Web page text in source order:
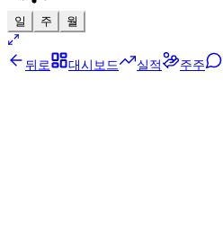
일 주 월
뒤로 대시보드 실적 주주